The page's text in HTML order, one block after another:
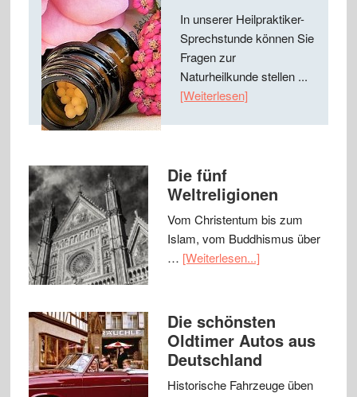
In unserer Heilpraktiker-
Sprechstunde können Sie
Fragen zur
Naturheilkunde stellen ...
[Weiterlesen]
Die fünf
Weltreligionen
Vom Christentum bis zum
Islam, vom Buddhismus über
… [Weiterlesen...]
Die schönsten
Oldtimer Autos aus
Deutschland
Historische Fahrzeuge üben